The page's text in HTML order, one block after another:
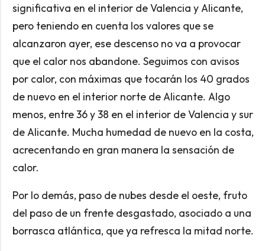
significativa en el interior de Valencia y Alicante,
pero teniendo en cuenta los valores que se
alcanzaron ayer, ese descenso no va a provocar
que el calor nos abandone. Seguimos con avisos
por calor, con máximas que tocarán los 40 grados
de nuevo en el interior norte de Alicante. Algo
menos, entre 36 y 38 en el interior de Valencia y sur
de Alicante. Mucha humedad de nuevo en la costa,
acrecentando en gran manera la sensación de
calor.
Por lo demás, paso de nubes desde el oeste, fruto
del paso de un frente desgastado, asociado a una
borrasca atlántica, que ya refresca la mitad norte.